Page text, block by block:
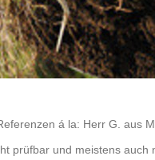
á la: Herr G. aus
prüfbar und meistens auch